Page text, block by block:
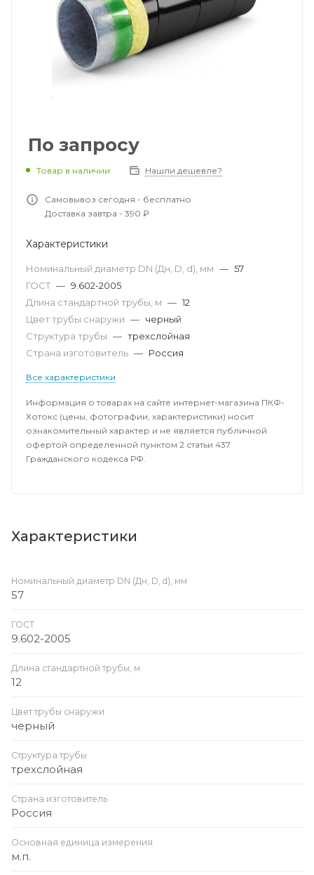
По запросу
Товар в наличии Нашли дешевле?
Самовывоз сегодня - бесплатно
Доставка завтра - 390 ₽
Характеристики
Номинальный диаметр DN (Дн, D, d), мм — 57
ГОСТ — 9.602-2005
Длина стандартной трубы, м — 12
Цвет трубы снаружи — черный
Структура трубы — трехслойная
Страна изготовитель — Россия
Все характеристики
Информация о товарах на сайте интернет-магазина ПКФ-
Хотокс (цены, фотографии, характеристики) носит
ознакомительный характер и не является публичной
офертой определенной пунктом 2 статьи 437
Гражданского кодекса РФ.
Характеристики
Номинальный диаметр DN (Дн, D, d), мм
57
ГОСТ
9.602-2005
Длина стандартной трубы, м
12
Цвет трубы снаружи
черный
Структура трубы
трехслойная
Страна изготовитель
Россия
Основная единица измерения
м.п.